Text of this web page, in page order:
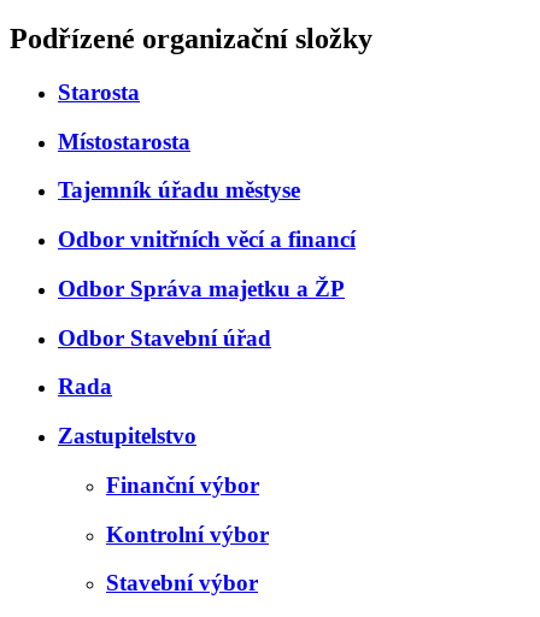
Podřízené organizační složky
Starosta
Místostarosta
Tajemník úřadu městyse
Odbor vnitřních věcí a financí
Odbor Správa majetku a ŽP
Odbor Stavební úřad
Rada
Zastupitelstvo
Finanční výbor
Kontrolní výbor
Stavební výbor